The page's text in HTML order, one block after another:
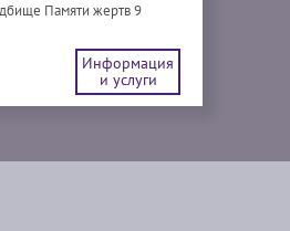
Памяти жертв 9
Информация
и услуги